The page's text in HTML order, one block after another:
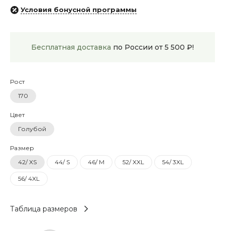
Условия бонусной программы
Бесплатная доставка по России от 5 500 ₽!
Рост
170
Цвет
Голубой
Размер
42/ XS
44/ S 46/ M 52/ XXL 54/ 3XL
56/ 4XL
Таблица размеров